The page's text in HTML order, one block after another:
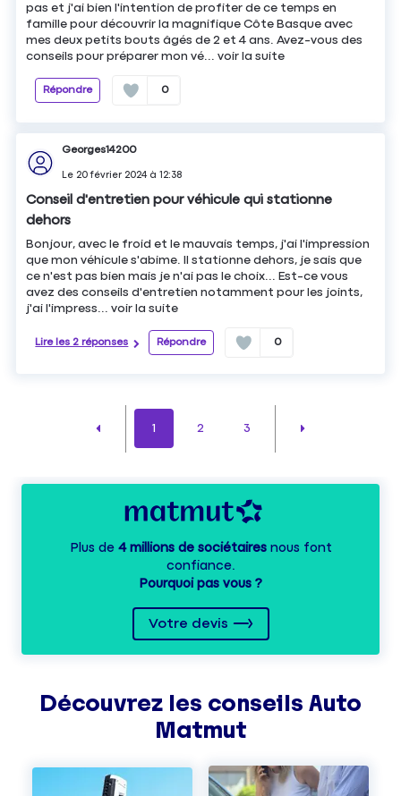
pas et j'ai bien l'intention de profiter de ce temps en
famille pour découvrir la magnifique Côte Basque avec
mes deux petits bouts âgés de 2 et 4 ans. Avez-vous des
conseils pour préparer mon vé...voir la suite
Répondre 0
Georges14200
Le 20 février 2024à12:38
Conseil d'entretien pour véhicule qui stationne
dehors
Bonjour, avec le froid et le mauvais temps, j'ai l'impression
que mon véhicule s'abime. Il stationne dehors, je sais que
ce n'est pas bien mais je n'ai pas le choix... Est-ce vous
avez des conseils d'entretien notamment pour les joints,
j'ai l'impress...voir la suite
Lire les 2 réponses Répondre 0
1 2 3
Plus de 4 millions de sociétairesnous font
confiance.
Pourquoi pas vous ?
Votre devis
Découvrez les conseils Auto
Matmut